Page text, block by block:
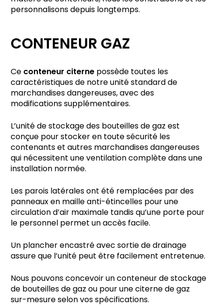
personnalisons depuis longtemps.
CONTENEUR GAZ
Ceconteneur citernepossède toutes les
caractéristiques de notre unité standard de
marchandises dangereuses, avec des
modifications supplémentaires.
L’unité de stockage des bouteilles de gaz est
conçue pour stocker en toute sécurité les
contenants et autres marchandises dangereuses
qui nécessitent une ventilation complète dans une
installation normée.
Les parois latérales ont été remplacées par des
panneaux en maille anti-étincelles pour une
circulation d’air maximale tandis qu’une porte pour
le personnel permet un accès facile.
Un plancher encastré avec sortie de drainage
assure que l’unité peut être facilement entretenue.
Nous pouvons concevoir un conteneur de stockage
de bouteilles de gaz ou pour une citerne de gaz
sur-mesure selon vos spécifications.